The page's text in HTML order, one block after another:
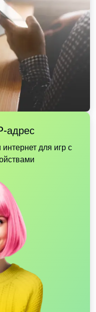
адрес
для игр с